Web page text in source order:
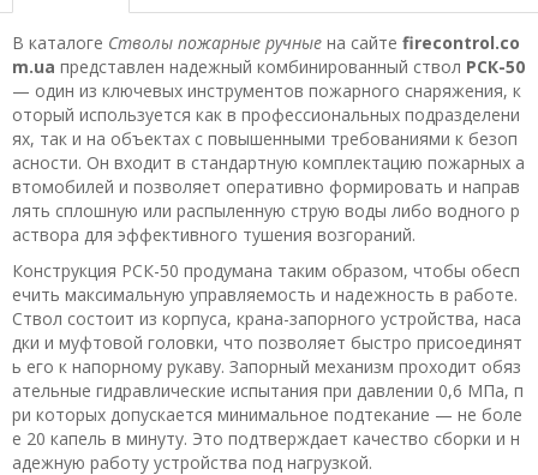
В каталоге Стволы пожарные ручные на сайте firecontrol.co
m.ua представлен надежный комбинированный ствол РСК-50
— один из ключевых инструментов пожарного снаряжения, к
оторый используется как в профессиональных подразделени
ях, так и на объектах с повышенными требованиями к безоп
асности. Он входит в стандартную комплектацию пожарных а
втомобилей и позволяет оперативно формировать и направ
лять сплошную или распыленную струю воды либо водного р
аствора для эффективного тушения возгораний.
Конструкция РСК-50 продумана таким образом, чтобы обесп
ечить максимальную управляемость и надежность в работе.
Ствол состоит из корпуса, крана-запорного устройства, наса
дки и муфтовой головки, что позволяет быстро присоединят
ь его к напорному рукаву. Запорный механизм проходит обяз
ательные гидравлические испытания при давлении 0,6 МПа, п
ри которых допускается минимальное подтекание — не боле
е 20 капель в минуту. Это подтверждает качество сборки и н
адежную работу устройства под нагрузкой.